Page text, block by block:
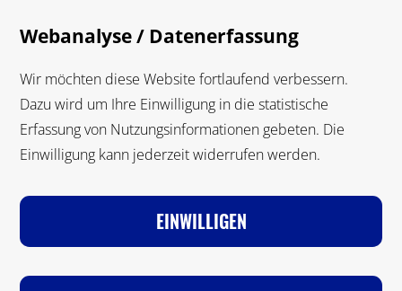
Webanalyse / Datenerfassung
Wir möchten diese Website fortlaufend verbessern.
Dazu wird um Ihre Einwilligung in die statistische
Erfassung von Nutzungsinformationen gebeten. Die
Einwilligung kann jederzeit widerrufen werden.
EINWILLIGEN
Suche
Zur Startseite